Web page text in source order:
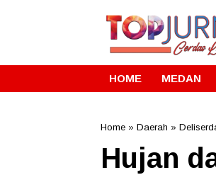
HOME MEDAN
Home » Daerah »
Hujan